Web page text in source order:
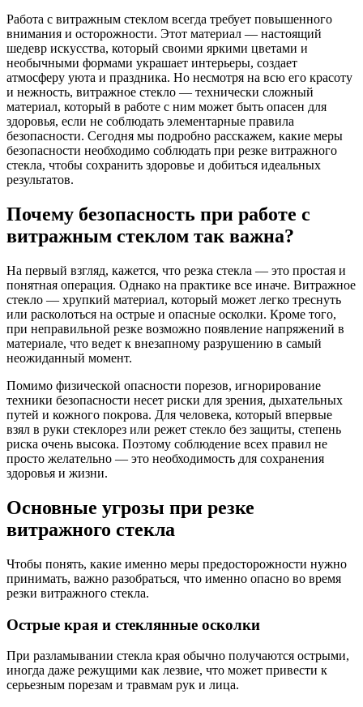
Работа с витражным стеклом всегда требует повышенного
внимания и осторожности. Этот материал — настоящий
шедевр искусства, который своими яркими цветами и
необычными формами украшает интерьеры, создает
атмосферу уюта и праздника. Но несмотря на всю его красоту
и нежность, витражное стекло — технически сложный
материал, который в работе с ним может быть опасен для
здоровья, если не соблюдать элементарные правила
безопасности. Сегодня мы подробно расскажем, какие меры
безопасности необходимо соблюдать при резке витражного
стекла, чтобы сохранить здоровье и добиться идеальных
результатов.
Почему безопасность при работе с
витражным стеклом так важна?
На первый взгляд, кажется, что резка стекла — это простая и
понятная операция. Однако на практике все иначе. Витражное
стекло — хрупкий материал, который может легко треснуть
или расколоться на острые и опасные осколки. Кроме того,
при неправильной резке возможно появление напряжений в
материале, что ведет к внезапному разрушению в самый
неожиданный момент.
Помимо физической опасности порезов, игнорирование
техники безопасности несет риски для зрения, дыхательных
путей и кожного покрова. Для человека, который впервые
взял в руки стеклорез или режет стекло без защиты, степень
риска очень высока. Поэтому соблюдение всех правил не
просто желательно — это необходимость для сохранения
здоровья и жизни.
Основные угрозы при резке
витражного стекла
Чтобы понять, какие именно меры предосторожности нужно
принимать, важно разобраться, что именно опасно во время
резки витражного стекла.
Острые края и стеклянные осколки
При разламывании стекла края обычно получаются острыми,
иногда даже режущими как лезвие, что может привести к
серьезным порезам и травмам рук и лица.